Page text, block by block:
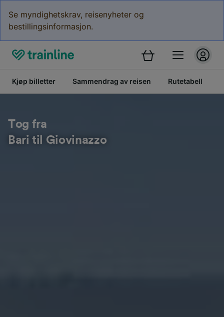
Se myndighetskrav, reisenyheter og
bestillingsinformasjon.
Kjøp billetter Sammendrag av reisen Rutetabell
Tog fra
Bari til Giovinazzo